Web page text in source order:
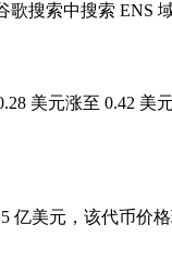
搜索中搜索 ENS
美元涨至 0.42
亿美元，该代币价